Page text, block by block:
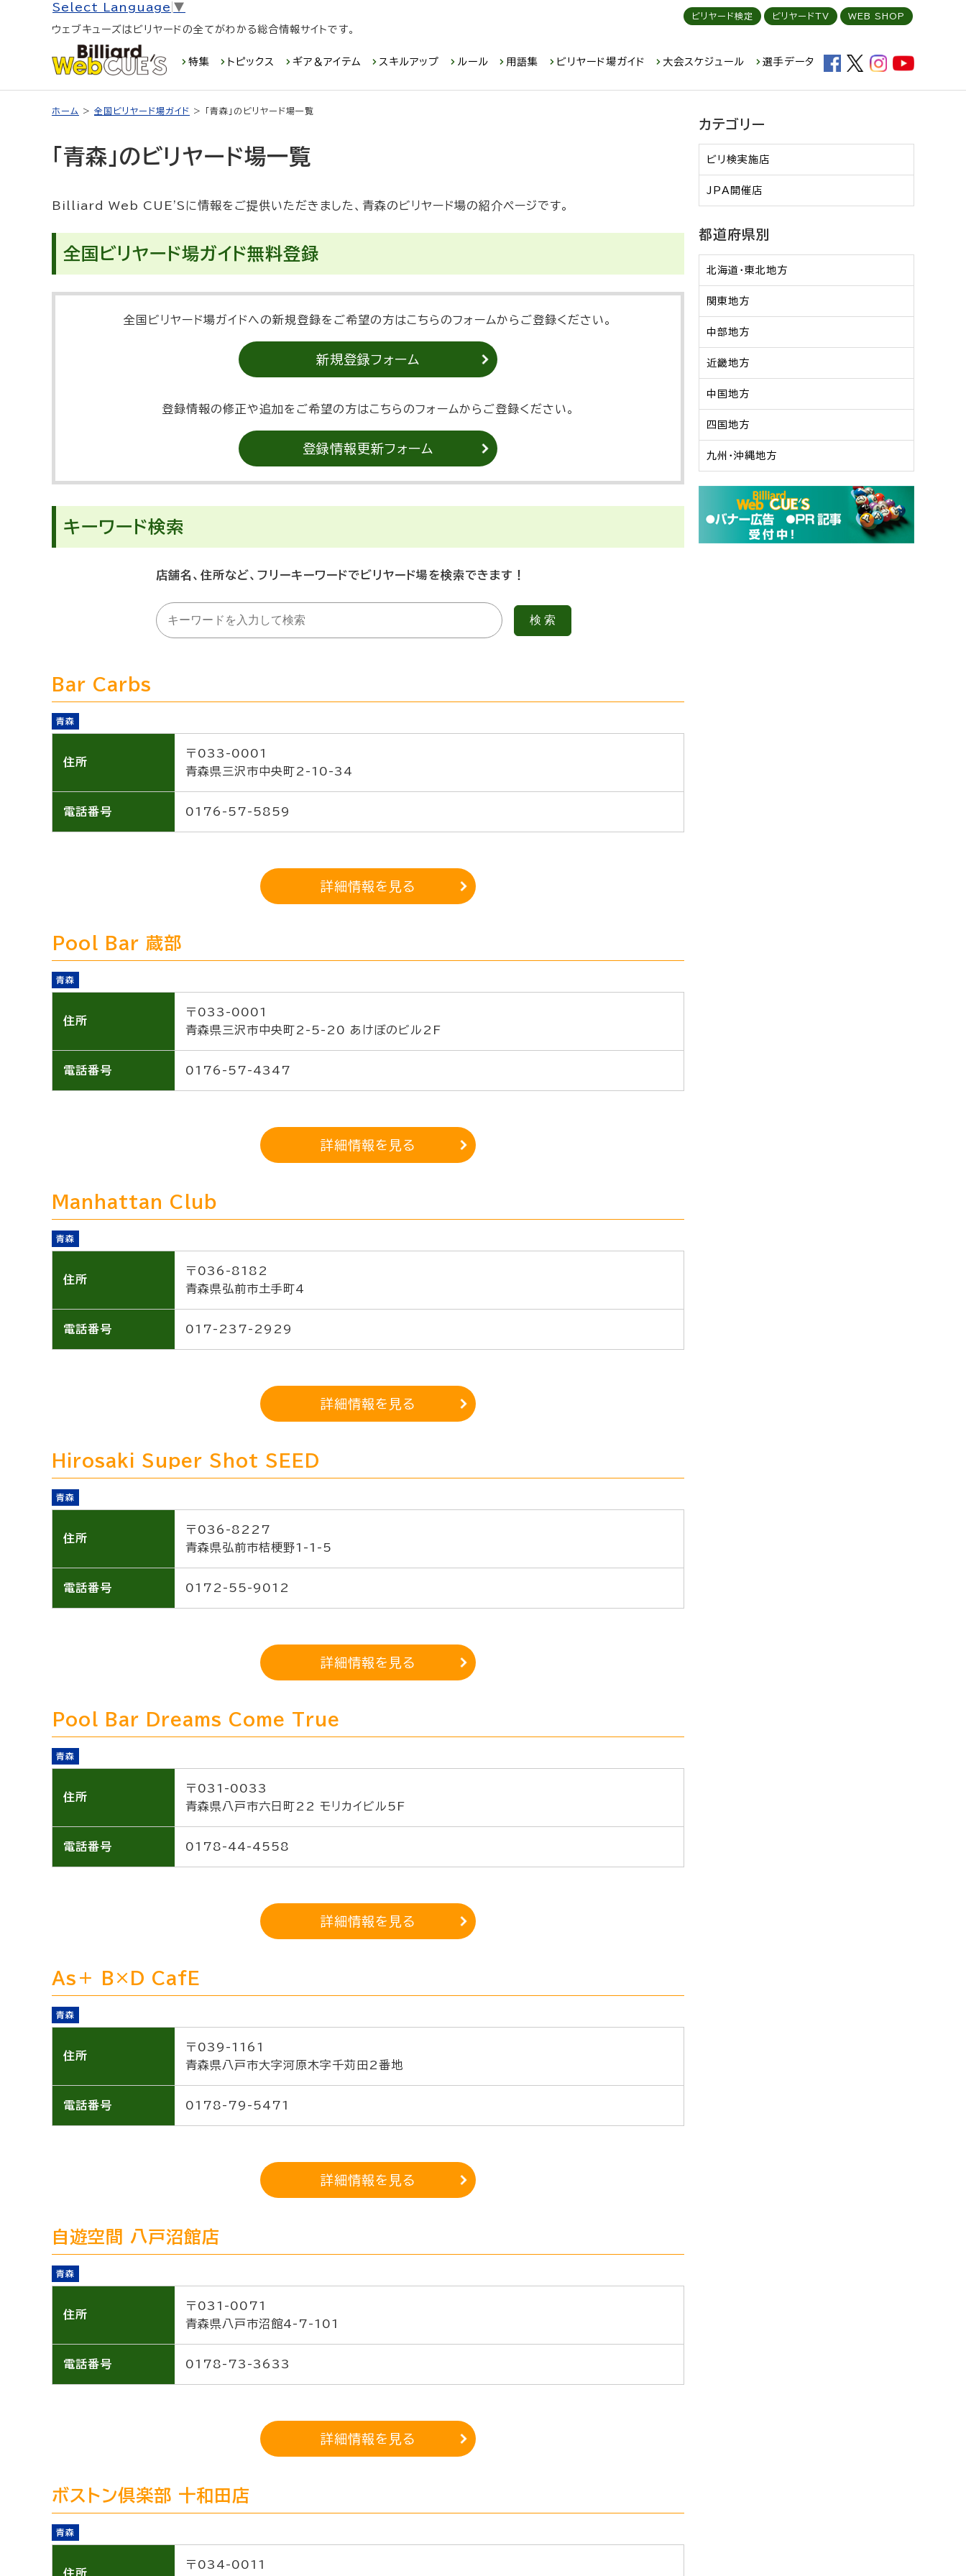
Select Language ▼
ウェブキューズはビリヤードの全てがわかる総合情報サイトです。
特集 トピックス ギア＆アイテム スキルアップ ルール 用語集 ビリヤード場ガイド 大会スケジュール 選手データ
ビリヤード検定 ビリヤードTV WEB SHOP
ホーム > 全国ビリヤード場ガイド > 「青森」のビリヤード場一覧
「青森」のビリヤード場一覧
Billiard Web CUE'Sに情報をご提供いただきました、青森のビリヤード場の紹介ページです。
全国ビリヤード場ガイド無料登録
全国ビリヤード場ガイドへの新規登録をご希望の方はこちらのフォームからご登録ください。
新規登録フォーム
登録情報の修正や追加をご希望の方はこちらのフォームからご登録ください。
登録情報更新フォーム
キーワード検索
店舗名、住所など、フリーキーワードでビリヤード場を検索できます！
Bar Carbs
青森
住所
〒033-0001
青森県三沢市中央町2-10-34
電話番号 0176-57-5859
詳細情報を見る
Pool Bar 蔵部
青森
住所
〒033-0001
青森県三沢市中央町2-5-20 あけぼのビル2F
電話番号 0176-57-4347
詳細情報を見る
Manhattan Club
青森
住所
〒036-8182
青森県弘前市土手町4
電話番号 017-237-2929
詳細情報を見る
Hirosaki Super Shot SEED
青森
住所
〒036-8227
青森県弘前市桔梗野1-1-5
電話番号 0172-55-9012
詳細情報を見る
Pool Bar Dreams Come True
青森
住所
〒031-0033
青森県八戸市六日町22 モリカイビル5F
電話番号 0178-44-4558
詳細情報を見る
As＋ B×D CafE
青森
住所
〒039-1161
青森県八戸市大字河原木字千苅田2番地
電話番号 0178-79-5471
詳細情報を見る
自遊空間 八戸沼館店
青森
住所
〒031-0071
青森県八戸市沼館4-7-101
電話番号 0178-73-3633
詳細情報を見る
ボストン倶楽部 十和田店
青森
住所
〒034-0011
カテゴリー
ビリ検実施店
JPA開催店
都道府県別
北海道・東北地方
関東地方
中部地方
近畿地方
中国地方
四国地方
九州・沖縄地方